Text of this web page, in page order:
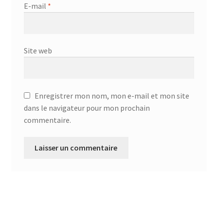
E-mail *
Site web
Enregistrer mon nom, mon e-mail et mon site
dans le navigateur pour mon prochain
commentaire.